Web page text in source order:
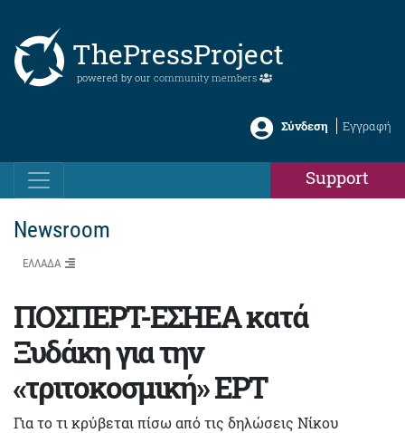
ThePressProject
powered by our community members
Σύνδεση Εγγραφή
Support
Newsroom
ΕΛΛΑΔΑ
ΠΟΣΠΕΡΤ-ΕΣΗΕΑ κατά
Ξυδάκη για την
«τριτοκοσμική» ΕΡΤ
Για το τι κρύβεται πίσω από τις δηλώσεις Νίκου